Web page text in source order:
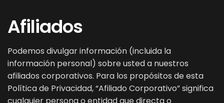
Afiliados
Podemos divulgar información (incluida la
información personal) sobre usted a nuestros
afiliados corporativos. Para los propósitos de esta
Política de Privacidad, “Afiliado Corporativo” significa
cualquier persona o entidad que directa o